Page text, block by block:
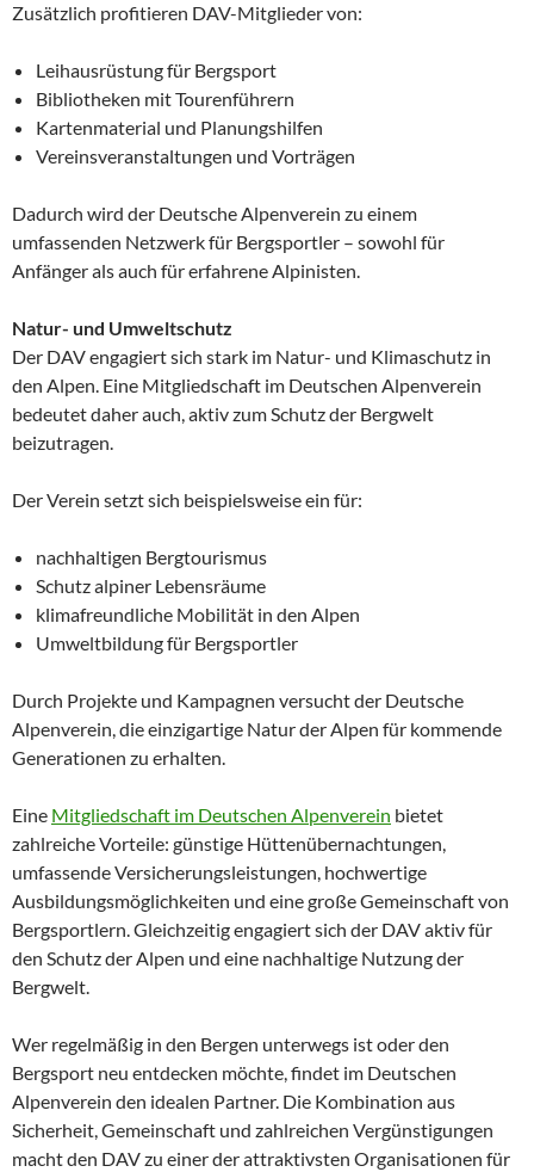
Zusätzlich profitieren DAV-Mitglieder von:
Leihausrüstung für Bergsport
Bibliotheken mit Tourenführern
Kartenmaterial und Planungshilfen
Vereinsveranstaltungen und Vorträgen
Dadurch wird der Deutsche Alpenverein zu einem
umfassenden Netzwerk für Bergsportler – sowohl für
Anfänger als auch für erfahrene Alpinisten.
Natur- und Umweltschutz
Der DAV engagiert sich stark im Natur- und Klimaschutz in
den Alpen. Eine Mitgliedschaft im Deutschen Alpenverein
bedeutet daher auch, aktiv zum Schutz der Bergwelt
beizutragen.
Der Verein setzt sich beispielsweise ein für:
nachhaltigen Bergtourismus
Schutz alpiner Lebensräume
klimafreundliche Mobilität in den Alpen
Umweltbildung für Bergsportler
Durch Projekte und Kampagnen versucht der Deutsche
Alpenverein, die einzigartige Natur der Alpen für kommende
Generationen zu erhalten.
Eine Mitgliedschaft im Deutschen Alpenverein bietet
zahlreiche Vorteile: günstige Hüttenübernachtungen,
umfassende Versicherungsleistungen, hochwertige
Ausbildungsmöglichkeiten und eine große Gemeinschaft von
Bergsportlern. Gleichzeitig engagiert sich der DAV aktiv für
den Schutz der Alpen und eine nachhaltige Nutzung der
Bergwelt.
Wer regelmäßig in den Bergen unterwegs ist oder den
Bergsport neu entdecken möchte, findet im Deutschen
Alpenverein den idealen Partner. Die Kombination aus
Sicherheit, Gemeinschaft und zahlreichen Vergünstigungen
macht den DAV zu einer der attraktivsten Organisationen für